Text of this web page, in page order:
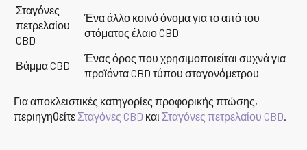
Σταγόνες
πετρελαίου
CBD
Ένα άλλο κοινό όνομα για το από του
στόματος έλαιο CBD
Βάμμα CBD
Ένας όρος που χρησιμοποιείται συχνά για
προϊόντα CBD τύπου σταγονόμετρου
Για αποκλειστικές κατηγορίες προφορικής πτώσης,
περιηγηθείτε Σταγόνες CBD και Σταγόνες πετρελαίου CBD.